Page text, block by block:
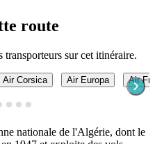
route
sur cet itinéraire.
Air Corsica Air Europa Air
nationale de l'Algérie, dont le